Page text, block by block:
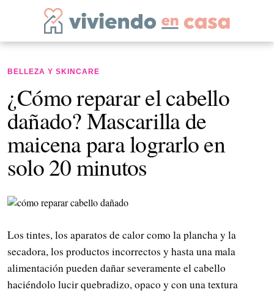
BELLEZA Y SKINCARE
¿Cómo reparar el cabello
dañado? Mascarilla de
maicena para lograrlo en
solo 20 minutos
Los tintes, los aparatos de calor como la plancha y la
secadora, los productos incorrectos y hasta una mala
alimentación pueden dañar severamente el cabello
haciéndolo lucir quebradizo, opaco y con una textura